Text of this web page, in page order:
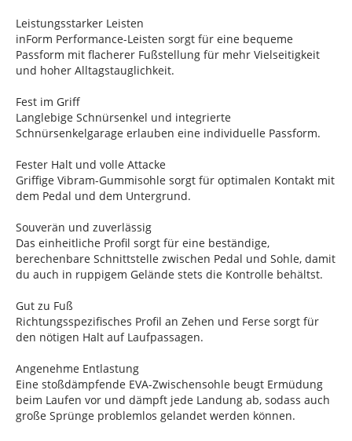
Leistungsstarker Leisten
inForm Performance-Leisten sorgt für eine bequeme
Passform mit flacherer Fußstellung für mehr Vielseitigkeit
und hoher Alltagstauglichkeit.
Fest im Griff
Langlebige Schnürsenkel und integrierte
Schnürsenkelgarage erlauben eine individuelle Passform.
Fester Halt und volle Attacke
Griffige Vibram-Gummisohle sorgt für optimalen Kontakt mit
dem Pedal und dem Untergrund.
Souverän und zuverlässig
Das einheitliche Profil sorgt für eine beständige,
berechenbare Schnittstelle zwischen Pedal und Sohle, damit
du auch in ruppigem Gelände stets die Kontrolle behältst.
Gut zu Fuß
Richtungsspezifisches Profil an Zehen und Ferse sorgt für
den nötigen Halt auf Laufpassagen.
Angenehme Entlastung
Eine stoßdämpfende EVA-Zwischensohle beugt Ermüdung
beim Laufen vor und dämpft jede Landung ab, sodass auch
große Sprünge problemlos gelandet werden können.